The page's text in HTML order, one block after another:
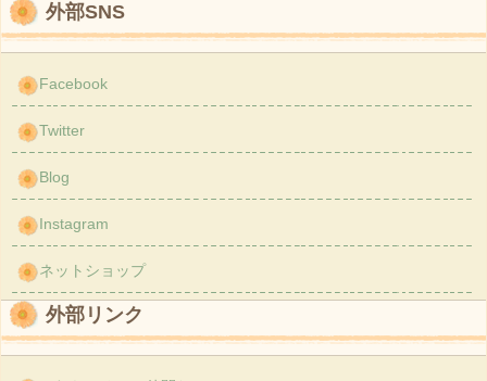
外部SNS
Facebook
Twitter
Blog
Instagram
ネットショップ
外部リンク